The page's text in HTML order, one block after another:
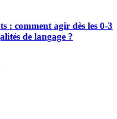
: comment agir dès les 0-3
de langage ?